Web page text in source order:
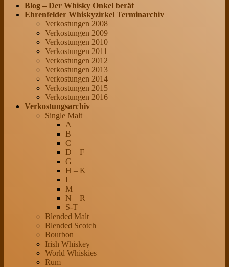
Blog – Der Whisky Onkel berät
Ehrenfelder Whiskyzirkel Terminarchiv
Verkostungen 2008
Verkostungen 2009
Verkostungen 2010
Verkostungen 2011
Verkostungen 2012
Verkostungen 2013
Verkostungen 2014
Verkostungen 2015
Verkostungen 2016
Verkostungsarchiv
Single Malt
A
B
C
D – F
G
H – K
L
M
N – R
S-T
Blended Malt
Blended Scotch
Bourbon
Irish Whiskey
World Whiskies
Rum